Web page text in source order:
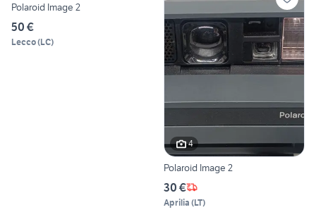
Polaroid Image 2
50 €
Lecco(LC)
4
Polaroid Image 2
30 €
Aprilia (LT)